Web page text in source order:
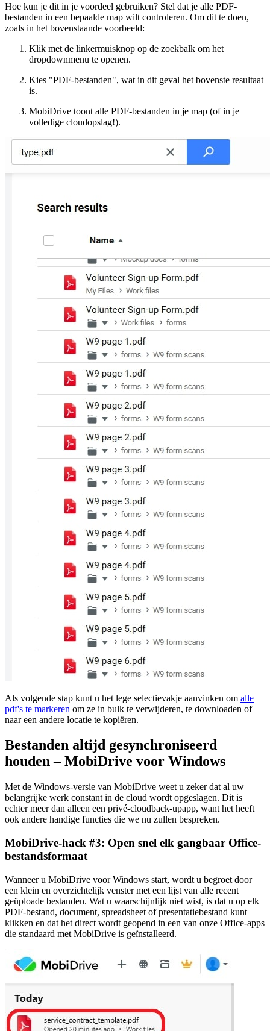
Hoe kun je dit in je voordeel gebruiken? Stel dat je alle PDF-
bestanden in een bepaalde map wilt controleren. Om dit te doen,
zoals in het bovenstaande voorbeeld:
Klik met de linkermuisknop op de zoekbalk om het
dropdownmenu te openen.
Kies "PDF-bestanden", wat in dit geval het bovenste resultaat
is.
MobiDrive toont alle PDF-bestanden in je map (of in je
volledige cloudopslag!).
Als volgende stap kunt u het lege selectievakje aanvinken om alle
pdf's te markeren om ze in bulk te verwijderen, te downloaden of
naar een andere locatie te kopiëren.
Bestanden altijd gesynchroniseerd
houden – MobiDrive voor Windows
Met de Windows-versie van MobiDrive weet u zeker dat al uw
belangrijke werk constant in de cloud wordt opgeslagen. Dit is
echter meer dan alleen een privé-cloudback-upapp, want het heeft
ook andere handige functies die we nu zullen bespreken.
MobiDrive-hack #3: Open snel elk gangbaar Office-
bestandsformaat
Wanneer u MobiDrive voor Windows start, wordt u begroet door
een klein en overzichtelijk venster met een lijst van alle recent
geüploade bestanden. Wat u waarschijnlijk niet wist, is dat u op elk
PDF-bestand, document, spreadsheet of presentatiebestand kunt
klikken en dat het direct wordt geopend in een van onze Office-apps
die standaard met MobiDrive is geïnstalleerd.